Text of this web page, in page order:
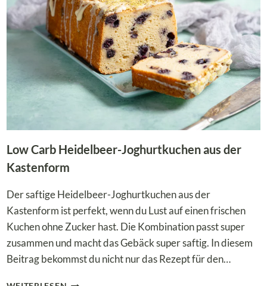
HÄHNCHEN
Low Carb Heidelbeer-Joghurtkuchen aus der
Kastenform
Der saftige Heidelbeer-Joghurtkuchen aus der
Kastenform ist perfekt, wenn du Lust auf einen frischen
Kuchen ohne Zucker hast. Die Kombination passt super
zusammen und macht das Gebäck super saftig. In diesem
Beitrag bekommst du nicht nur das Rezept für den…
LOW